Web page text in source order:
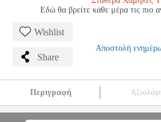
Εδώ θα βρείτε κάθε μέρα τις πιο
Wishlist
Share
Αποστολή
Περιγραφή